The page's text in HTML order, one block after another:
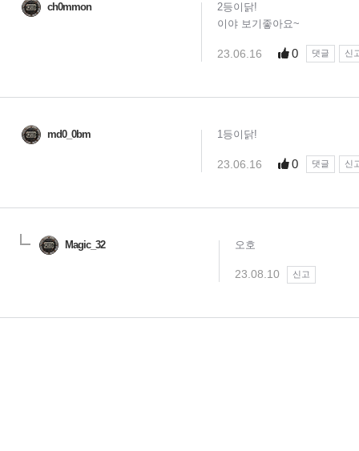
ch0mmon
2등이닭!
이야 보기좋아요~
23.06.16 0 댓글 신
md0_0bm 1등이닭!
23.06.16 0 댓글 신
Magic_32 오호
23.08.10 신고